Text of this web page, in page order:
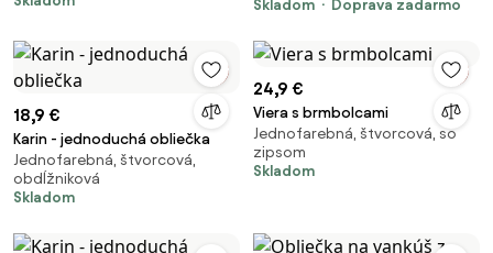
Skladom
Doprava zadarmo
18,9 €
Karin - jednoduchá obliečka
Jednofarebná, štvorcová,
obdĺžniková
Skladom
24,9 €
Viera s brmbolcami
Jednofarebná, štvorcová, so
zipsom
Skladom